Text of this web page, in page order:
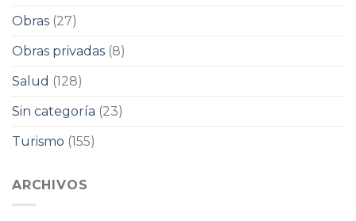
Obras (27)
Obras privadas (8)
Salud (128)
Sin categoría (23)
Turismo (155)
ARCHIVOS